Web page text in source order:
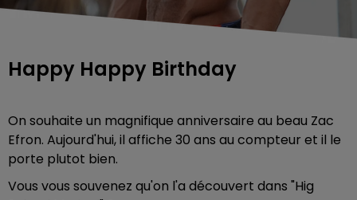
Happy Happy Birthday
On souhaite un magnifique anniversaire au beau Zac
Efron. Aujourd'hui, il affiche 30 ans au compteur et il le
porte plutot bien.
Vous vous souvenez qu'on l'a découvert dans "Hig